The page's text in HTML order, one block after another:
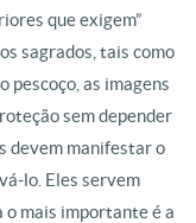
que exigem”
sagrados, tais como
pescoço, as imagens
sem depender
devem manifestar o
lo. Eles servem
o mais importante é a